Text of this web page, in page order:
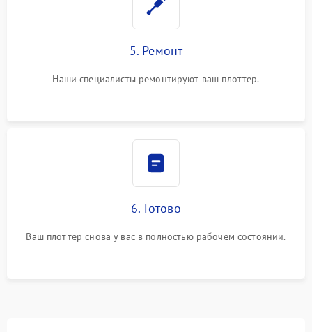
5. Ремонт
Наши специалисты ремонтируют ваш плоттер.
6. Готово
Ваш плоттер снова у вас в полностью рабочем состоянии.